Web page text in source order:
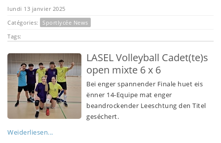
lundi 13 janvier 2025
Catégories:
Sportlycée News
Tags:
LASEL Volleyball Cadet(te)s
open mixte 6 x 6
Bei enger spannender Finale huet eis
ënner 14-Equipe mat enger
beandrockender Leeschtung den Titel
geséchert.
Weiderliesen...